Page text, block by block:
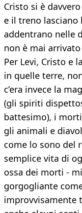
Cristo si è
e il treno lasciano
addentrano nelle
non è mai
Per Levi, Cristo e
in quelle terre,
c’era invece la
(gli spiriti
battesimo), i
gli animali e
come lo sono del
semplice vita di
ossa dei morti -
gorgogliante
improvvisamente